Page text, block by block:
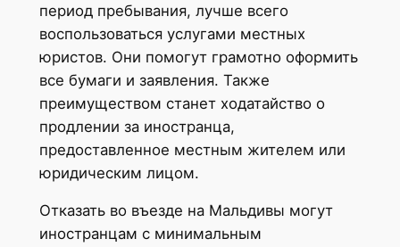
период пребывания, лучше всего
воспользоваться услугами местных
юристов. Они помогут грамотно оформить
все бумаги и заявления. Также
преимуществом станет ходатайство о
продлении за иностранца,
предоставленное местным жителем или
юридическим лицом.
Отказать во въезде на Мальдивы могут
иностранцам с минимальным